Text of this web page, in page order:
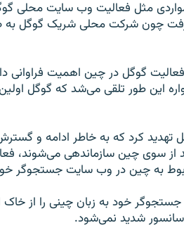
مواردی مثل فعالیت وب سایت محلی
چون شرکت محلی شریک گوگل به
گوگل در چین اهمیت فراوانی
این طور تلقی می‌شد که گوگل
۲۰۱۰ شرکت گوگل تهدید کرد که به خاطر
سوی چین سازماندهی می‌شوند،
به چین در وب سایت جستجوگر
خود به زبان چینی را از
شدید نمی‌شود.